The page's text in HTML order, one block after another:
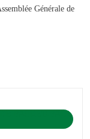
Générale de
BASKET-BALL